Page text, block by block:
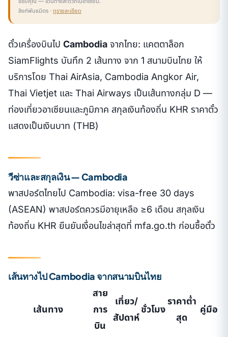
ลิงก์พันธมิตร · ดูรายละเอียด
ตั๋วเครื่องบินไป Cambodia จากไทย: แคตตาล็อก
SiamFlights บันทึก 2 เส้นทาง จาก 1 สนามบินไทย ให้
บริการโดย Thai AirAsia, Cambodia Angkor Air,
Thai Vietjet และ Thai Airways เป็นเส้นทางกลุ่ม D —
ท่องเที่ยวอาเซียนและภูมิภาค สกุลเงินท้องถิ่น KHR ราคาตั๋ว
แสดงเป็นเงินบาท (THB)
วีซ่าและสกุลเงิน — Cambodia
พาสปอร์ตไทยไป Cambodia: visa-free 30 days
(ASEAN) พาสปอร์ตควรมีอายุเหลือ ≥6 เดือน สกุลเงิน
ท้องถิ่น KHR ยืนยันเงื่อนไขล่าสุดที่ mfa.go.th ก่อนซื้อตั๋ว
เส้นทางไป Cambodia จากสนามบินไทย
เส้นทาง
สาย
การ
บิน
เที่ยว/
สัปดาห์
ชั่วโมง
ราคาต่ำ
สุด
คู่มือ